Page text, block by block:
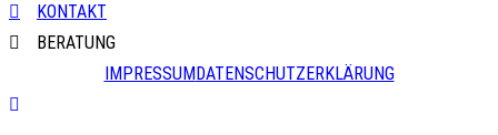
KONTAKT
BERATUNG
IMPRESSUMDATENSCHUTZERKLÄRUNG